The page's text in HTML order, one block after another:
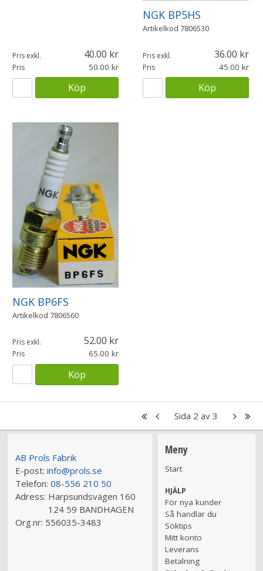
Pris exkl. 40.00
Pris 50.00
Köp
NGK BP5HS
Artikelkod 7806530
Pris exkl. 36.00
Pris 45.00
Köp
NGK BP6FS
Artikelkod 7806560
Pris exkl. 52.00
Pris 65.00
Köp
Sida 2 av 3
AB Prols Fabrik
E-post: info@prols.se
Telefon: 08-556 210 50
Adress: Harpsundsvägen 160
124 59 BANDHAGEN
Org.nr: 556035-3483
Meny
Start
HJÄLP
För nya kunder
Så handlar du
Söktips
Mitt konto
Leverans
Betalning